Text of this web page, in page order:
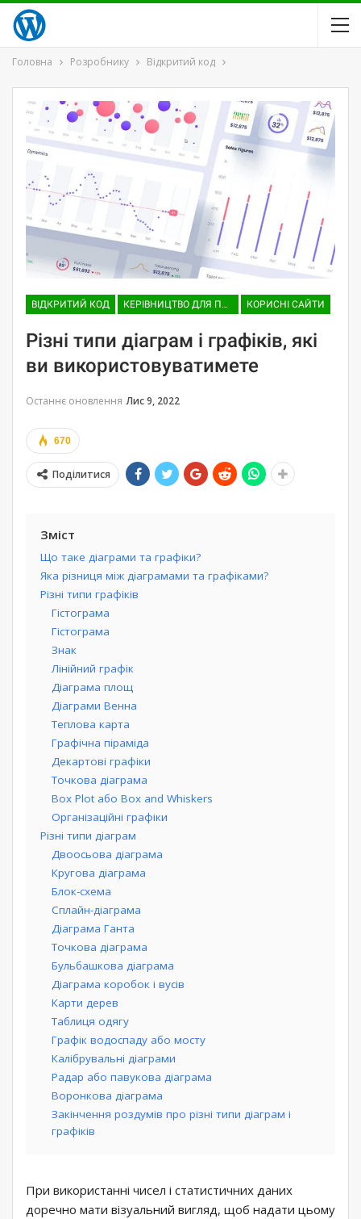
Головна Розробнику Відкритий код
ВІДКРИТИЙ КОД КЕРІВНИЦТВО ДЛЯ ПОЧАТКІВЦІВ КОРИСНІ САЙТИ
Різні типи діаграм і графіків, які
ви використовуватимете
Останнє оновлення Лис 9, 2022
670
Поділитися
Зміст
Що таке діаграми та графіки?
Яка різниця між діаграмами та графіками?
Різні типи графіків
Гістограма
Гістограма
Знак
Лінійний графік
Діаграма площ
Діаграми Венна
Теплова карта
Графічна піраміда
Декартові графіки
Точкова діаграма
Box Plot або Box and Whiskers
Організаційні графіки
Різні типи діаграм
Двоосьова діаграма
Кругова діаграма
Блок-схема
Сплайн-діаграма
Діаграма Ганта
Точкова діаграма
Бульбашкова діаграма
Діаграма коробок і вусів
Карти дерев
Таблиця одягу
Графік водоспаду або мосту
Калібрувальні діаграми
Радар або павукова діаграма
Воронкова діаграма
Закінчення роздумів про різні типи діаграм і
графіків
При використанні чисел і статистичних даних
доречно мати візуальний вигляд, щоб надати цьому